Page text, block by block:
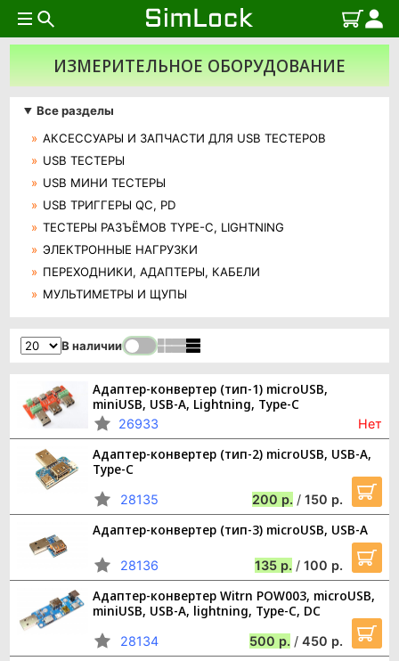
ИЗМЕРИТЕЛЬНОЕ ОБОРУДОВАНИЕ
Все разделы
АКСЕССУАРЫ И ЗАПЧАСТИ ДЛЯ USB ТЕСТЕРОВ
USB ТЕСТЕРЫ
USB МИНИ ТЕСТЕРЫ
USB ТРИГГЕРЫ QC, PD
ТЕСТЕРЫ РАЗЪЁМОВ TYPE-C, LIGHTNING
ЭЛЕКТРОННЫЕ НАГРУЗКИ
ПЕРЕХОДНИКИ, АДАПТЕРЫ, КАБЕЛИ
МУЛЬТИМЕТРЫ И ЩУПЫ
В наличии
Адаптер-конвертер (тип-1) microUSB,
miniUSB, USB-A, Lightning, Type-C
26933 Нет
Адаптер-конвертер (тип-2) microUSB, USB-A,
Type-C
28135 200 / 150
Адаптер-конвертер (тип-3) microUSB, USB-A
28136 135 / 100
Адаптер-конвертер Witrn POW003, microUSB,
miniUSB, USB-A, lightning, Type-C, DC
28134 500 / 450